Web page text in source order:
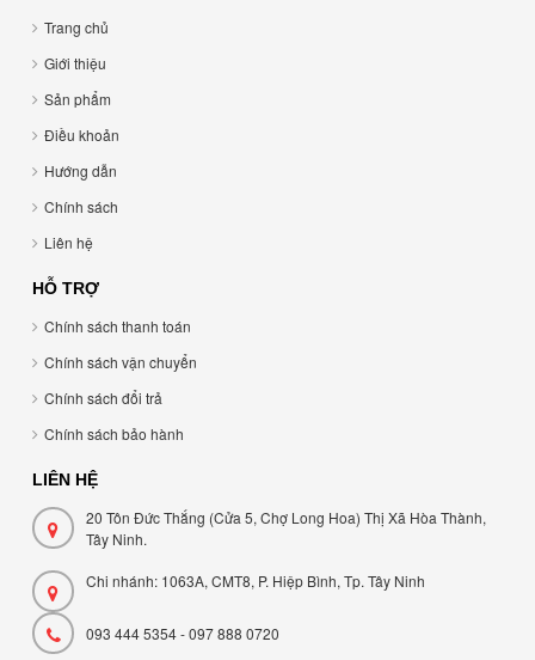
Trang chủ
Giới thiệu
Sản phẩm
Điều khoản
Hướng dẫn
Chính sách
Liên hệ
HỖ TRỢ
Chính sách thanh toán
Chính sách vận chuyển
Chính sách đổi trả
Chính sách bảo hành
LIÊN HỆ
20 Tôn Đức Thắng (Cửa 5, Chợ Long Hoa) Thị Xã Hòa Thành,
Tây Ninh.
Chi nhánh: 1063A, CMT8, P. Hiệp Bình, Tp. Tây Ninh
093 444 5354 - 097 888 0720